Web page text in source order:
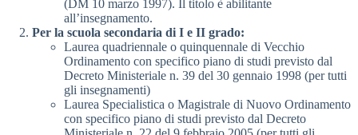
(DM 10 marzo 1997). Il titolo è abilitante
all’insegnamento.
Per la scuola secondaria di I e II grado:
Laurea quadriennale o quinquennale di Vecchio
Ordinamento con specifico piano di studi previsto dal
Decreto Ministeriale n. 39 del 30 gennaio 1998 (per tutti
gli insegnamenti)
Laurea Specialistica o Magistrale di Nuovo Ordinamento
con specifico piano di studi previsto dal Decreto